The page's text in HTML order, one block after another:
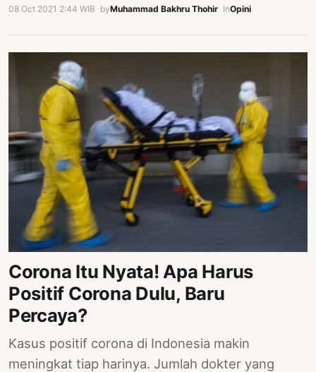
08 Oct 2021 2:44 WIB byMuhammad Bakhru Thohir InOpini
Corona Itu Nyata! Apa Harus
Positif Corona Dulu, Baru
Percaya?
Kasus positif corona di Indonesia makin
meningkat tiap harinya. Jumlah dokter yang